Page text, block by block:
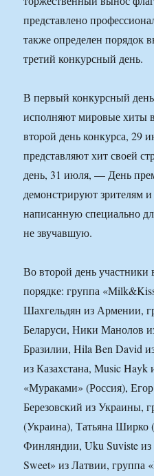
представлено
также определен порядок
третий конкурсный день.
В первый конкурсный
исполняют мировые хиты
второй день конкурса, 29
представляют хит своей
день, 31 июля, — День
демонстрируют зрителям
написанную специально
не звучавшую.
Во второй день
порядке: группа
Шахгельдян из Армении,
Беларуси, Ники Манолов
Бразилии, Hila Ben David
из Казахстана, Music Hayk
«Мураками» (Россия),
Березовский из Украины,
(Украина), Татьяна Ширко
Финляндии, Uku Suviste из
Sweet» из Латвии, группа